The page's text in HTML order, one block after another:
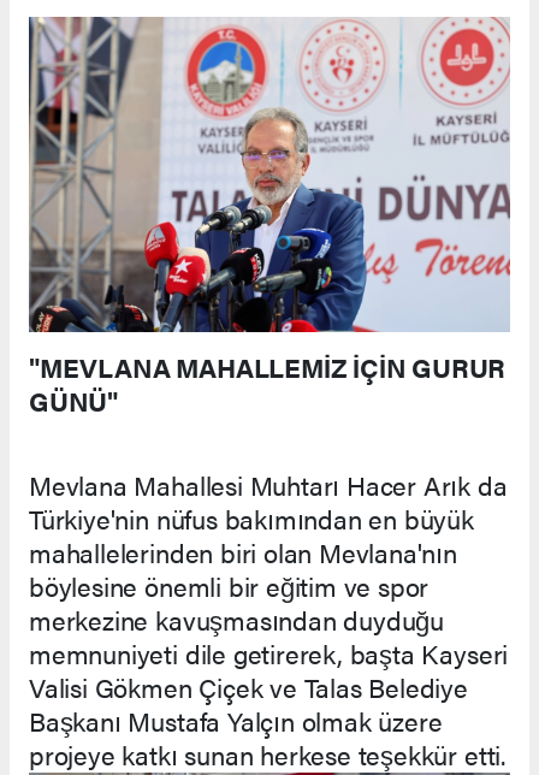
"MEVLANA MAHALLEMİZ İÇİN GURUR
GÜNÜ"
Mevlana Mahallesi Muhtarı Hacer Arık da
Türkiye'nin nüfus bakımından en büyük
mahallelerinden biri olan Mevlana'nın
böylesine önemli bir eğitim ve spor
merkezine kavuşmasından duyduğu
memnuniyeti dile getirerek, başta Kayseri
Valisi Gökmen Çiçek ve Talas Belediye
Başkanı Mustafa Yalçın olmak üzere
projeye katkı sunan herkese teşekkür etti.